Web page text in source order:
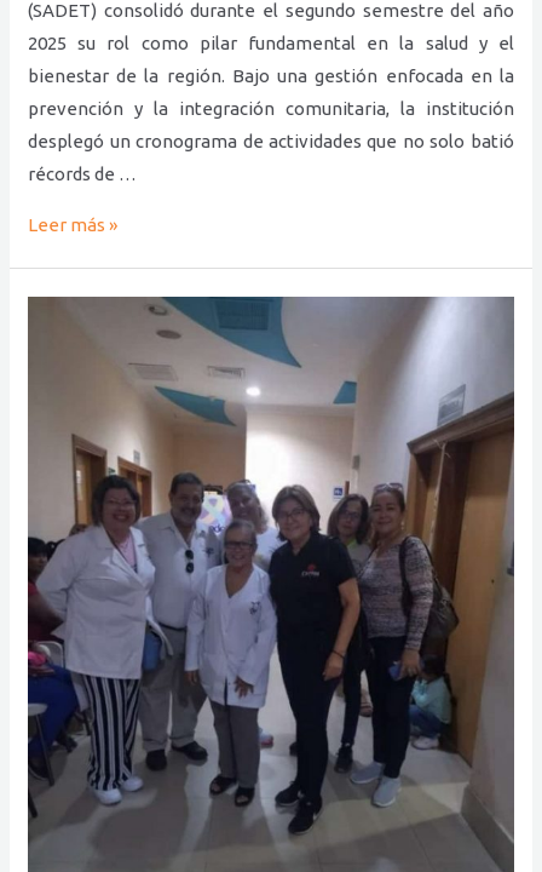
(SADET) consolidó durante el segundo semestre del año
2025 su rol como pilar fundamental en la salud y el
bienestar de la región. Bajo una gestión enfocada en la
prevención y la integración comunitaria, la institución
desplegó un cronograma de actividades que no solo batió
récords de …
Leer más »
Cáncer
Cuello
Uterino»